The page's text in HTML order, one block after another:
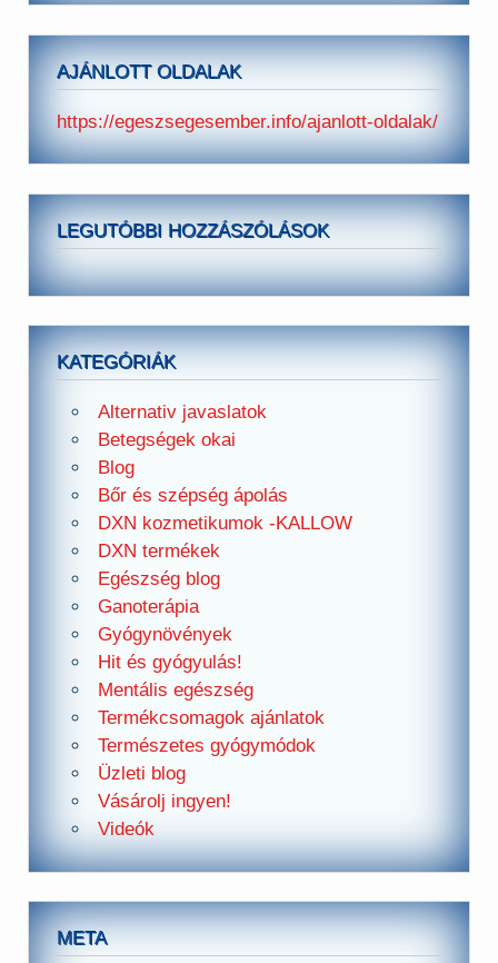
AJÁNLOTT OLDALAK
https://egeszsegesember.info/ajanlott-oldalak/
LEGUTÓBBI HOZZÁSZÓLÁSOK
KATEGÓRIÁK
Alternativ javaslatok
Betegségek okai
Blog
Bőr és szépség ápolás
DXN kozmetikumok -KALLOW
DXN termékek
Egészség blog
Ganoterápia
Gyógynövények
Hit és gyógyulás!
Mentális egészség
Termékcsomagok ajánlatok
Természetes gyógymódok
Üzleti blog
Vásárolj ingyen!
Videók
META